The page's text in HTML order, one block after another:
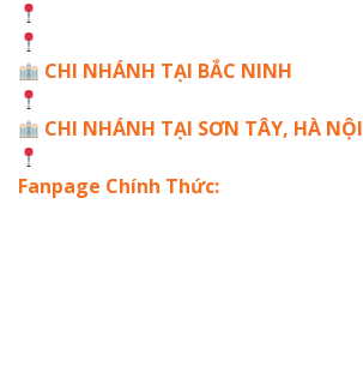
CHI NHÁNH TẠI BẮC NINH
CHI NHÁNH TẠI SƠN TÂY, HÀ NỘI
Fanpage Chính Thức: